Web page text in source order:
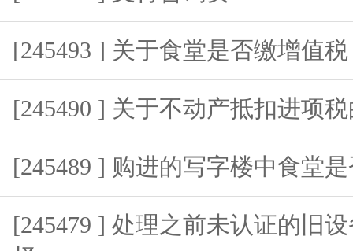
[245493 ] 关于食堂是否缴增值
[245490 ] 关于不动产抵扣进项
[245489 ] 购进的写字楼中食堂
[245479 ] 处理之前未认证的旧